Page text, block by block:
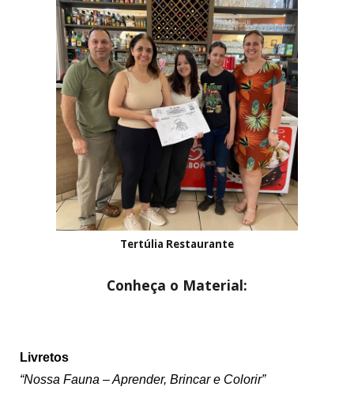
Tertúlia Restaurante
Conheça o Material:
Livretos
“Nossa Fauna – Aprender, Brincar e Colorir”